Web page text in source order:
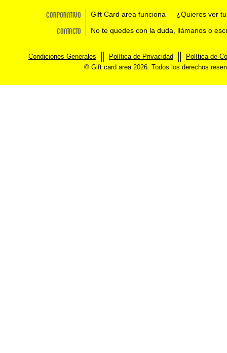
Corporativo Gift Card area funciona ¿Quieres ver
Contacto No te quedes con la duda, llámanos o
Condiciones Generales Política de Privacidad
Política de
© Gift card area 2026. Todos los derechos